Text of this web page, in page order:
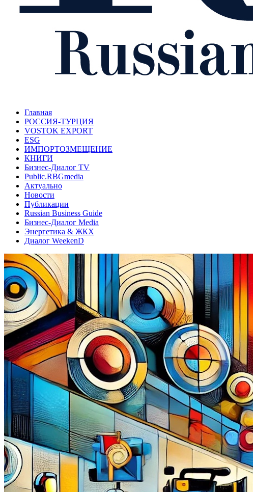
Главная
РОССИЯ-ТУРЦИЯ
VOSTOK EXPORT
ESG
ИМПОРТОЗМЕЩЕНИЕ
КНИГИ
Бизнес-Диалог TV
Public.RBGmedia
Актуально
Новости
Публикации
Russian Business Guide
Бизнес-Диалог Media
Энергетика & ЖКХ
Диалог WeekenD